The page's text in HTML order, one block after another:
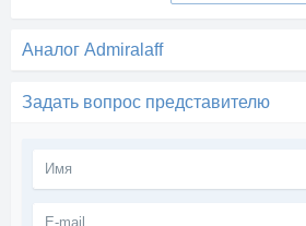
Аналог Admiralaff
Задать вопрос представителю